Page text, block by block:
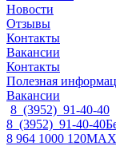
Новости
Отзывы
Контакты
Вакансии
Контакты
Полезная
Вакансии
8 (3952) 91-40-40
8 (3952) 91-40-40
8 964 1000 120MAX